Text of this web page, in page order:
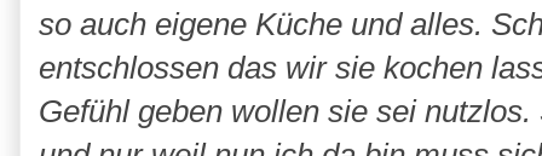
so auch eigene Küche und alles.
entschlossen das wir sie kochen
Gefühl geben wollen sie sei